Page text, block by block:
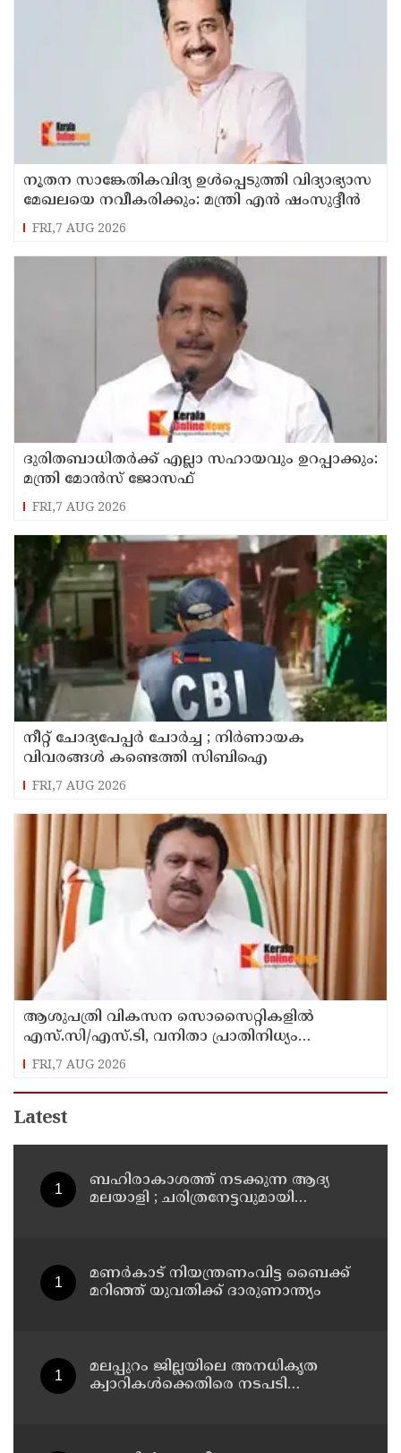
നൂതന സാങ്കേതികവിദ്യ ഉള്‍പ്പെടുത്തി വിദ്യാഭ്യാസ
മേഖലയെ നവീകരിക്കും: മന്ത്രി എന്‍ ഷംസുദ്ദീന്‍
FRI,7 AUG 2026
ദുരിതബാധിതർക്ക് എല്ലാ സഹായവും ഉറപ്പാക്കും:
മന്ത്രി മോൻസ് ജോസഫ്
FRI,7 AUG 2026
നീറ്റ് ചോദ്യപേപ്പർ ചോർച്ച ; നിർണായക
വിവരങ്ങൾ കണ്ടെത്തി സിബിഐ
FRI,7 AUG 2026
ആശുപത്രി വികസന സൊസൈറ്റികളിൽ
എസ്.സി/എസ്.ടി, വനിതാ പ്രാതിനിധ്യം
ഉൾപ്പെടുത്തി ഉത്തരവായി : മന്ത്രി കെ.മുരളീധരൻ
FRI,7 AUG 2026
Latest
ബഹിരാകാശത്ത് നടക്കുന്ന ആദ്യ
മലയാളി ; ചരിത്രനേട്ടവുമായി
മണർകാട് നിയന്ത്രണംവിട്ട ബൈക്ക്
മറിഞ്ഞ് യുവതിക്ക് ദാരുണാന്ത്യം
മലപ്പുറം ജില്ലയിലെ അനധികൃത
ക്വാറികള്‍ക്കെതിരെ നടപടി